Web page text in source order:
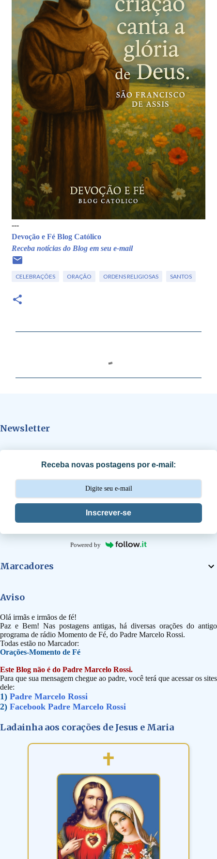
---
Devoção e Fé Blog Católico
Receba notícias do Blog em seu e-mail
CELEBRAÇÕES ORAÇÃO ORDENS RELIGIOSAS SANTOS
á
s
Newsletter
Receba novas postagens por e-mail:
Inscrever-se
Powered by
Marcadores
Aviso
Olá irmãs e irmãos de fé!
Paz e Bem! Nas postagens antigas, há diversas orações do antigo
programa de rádio Momento de Fé, do Padre Marcelo Rossi.
Todas estão no Marcador:
Orações-Momento de Fé
Este Blog não é do Padre Marcelo Rossi.
Para que sua mensagem chegue ao padre, você terá que acessar os sites
dele:
1) Padre Marcelo Rossi
2) Facebook Padre Marcelo Rossi
Ladainha aos corações de Jesus e Maria